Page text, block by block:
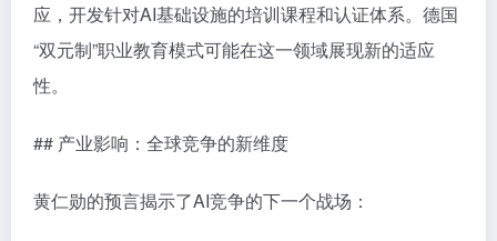
应，开发针对AI基础设施的培训课程和认证体系。德国
“双元制”职业教育模式可能在这一领域展现新的适应
性。
## 产业影响：全球竞争的新维度
黄仁勋的预言揭示了AI竞争的下一个战场：